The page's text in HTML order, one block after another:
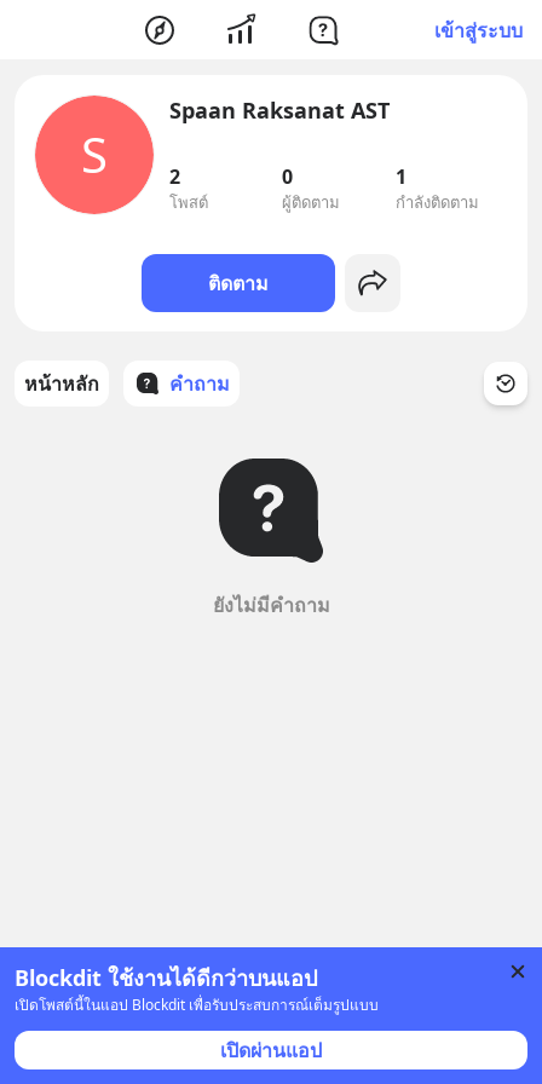
เข้าสู่ระบบ
Blockdit ใช้งานได้ดีกว่าบนแอป
เปิดโพสต์นี้ในแอป Blockdit เพื่อรับประสบการณ์เต็มรูปแบบ
เปิดผ่านแอป
S
Spaan Raksanat AST
2
โพสต์
0
ผู้ติดตาม
1
กำลังติดตาม
ติดตาม
หน้าหลัก คำถาม
ยังไม่มีคำถาม